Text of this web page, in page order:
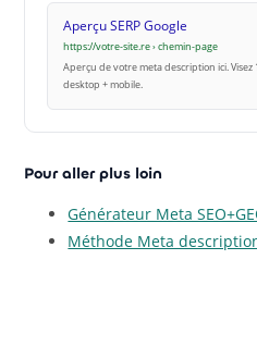
Aperçu SERP Google
https://votre-site.re › chemin-page
Aperçu de votre meta description ici.
desktop + mobile.
Pour aller plus loin
Générateur Meta
Méthode Meta